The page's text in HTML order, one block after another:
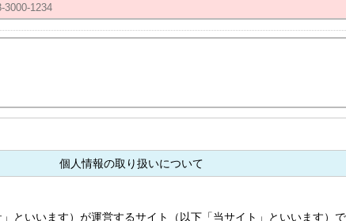
個人情報の取り扱いについて
といいます）が運営するサイト（以下「当サイト」といいます）